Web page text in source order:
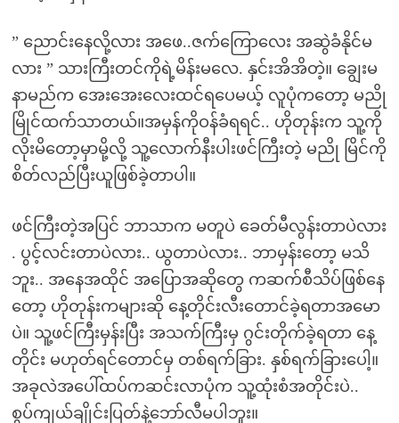
” ညောင်းနေလို့လား အဖေ..ဇက်ကြောလေး အဆွဲခံနိုင်မ
လား ” သားကြီးတင်ကိုရဲ့မိန်းမလေ. နှင်းအိအိတဲ့။ ချွေးမ
နာမည်က အေးအေးလေးထင်ရပေမယ့် လူပုံကတော့ မညို
မြိုင်ထက်သာတယ်။အမှန်ကိုဝန်ခံရရင်.. ဟိုတုန်းက သူ့ကို
လိုးမိတော့မှာမို့လို့ သူ့လောက်နီးပါးဖင်ကြီးတဲ့ မညို မြိင်ကို
စိတ်လည်ပြီးယူဖြစ်ခဲ့တာပါ။
ဖင်ကြီးတဲ့အပြင် ဘာသာက မတူပဲ ခေတ်မီလွန်းတာပဲလား
. ပွင့်လင်းတာပဲလား.. ယွတာပဲလား.. ဘာမှန်းတော့ မသိ
ဘူး.. အနေအထိုင် အပြောအဆိုတွေ ကဆက်စီသိပ်ဖြစ်နေ
တော့ ဟိုတုန်းကများဆို နေ့တိုင်းလီးတောင်ခဲ့ရတာအမော
ပဲ။ သူ့ဖင်ကြီးမှန်းပြီး အသက်ကြီးမှ ဂွင်းတိုက်ခဲ့ရတာ နေ့
တိုင်း မဟုတ်ရင်တောင်မှ တစ်ရက်ခြား. နှစ်ရက်ခြားပေါ့။
အခုလဲအပေါ်ထပ်ကဆင်းလာပုံက သူ့ထုံးစံအတိုင်းပဲ..
စွပ်ကျယ်ချိုင်းပြတ်နဲ့ဘော်လီမပါဘူး။